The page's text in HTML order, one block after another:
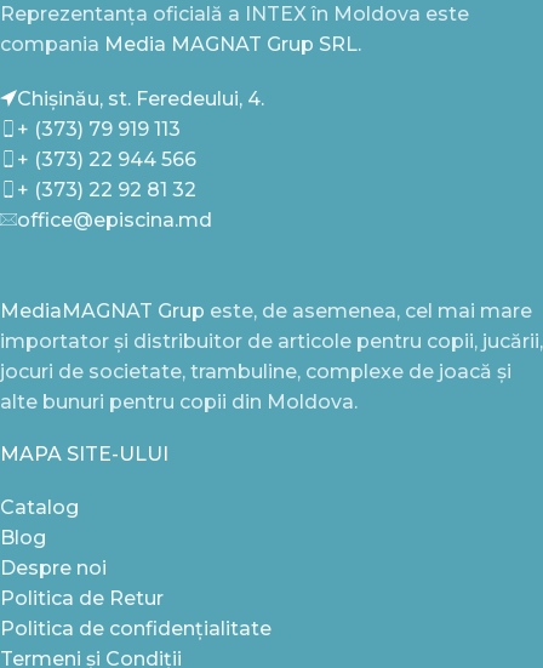
Reprezentanța oficială a INTEX în Moldova este
compania Media MAGNAT Grup SRL.
Chișinău, st. Feredeului, 4.
+ (373) 79 919 113
+ (373) 22 944 566
+ (373) 22 92 81 32
office@episcina.md
MediaMAGNAT Grup este, de asemenea, cel mai mare
importator și distribuitor de articole pentru copii, jucării,
jocuri de societate, trambuline, complexe de joacă și
alte bunuri pentru copii din Moldova.
MAPA SITE-ULUI
Catalog
Blog
Despre noi
Politica de Retur
Politica de confidențialitate
Termeni și Condiții